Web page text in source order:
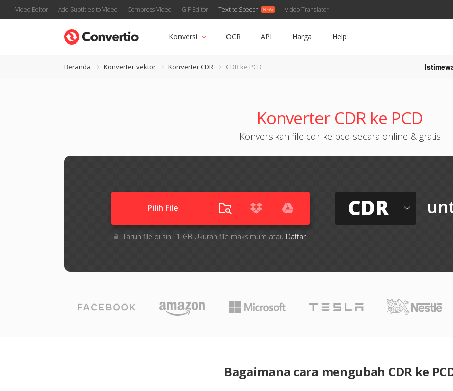
Video Editor Add Subtitles to Video Compress Video GIF Editor Text to Speech Video Translator
Konversi OCR API Harga Help
Beranda Konverter vektor Konverter CDR CDR ke PCD
Konverter CDR ke PCD
Konversikan file cdr ke pcd secara online & gratis
Pilih File
Taruh file di sini. 1 GB Ukuran file maksimum atau Daftar
CDR
Bagaimana cara mengubah CDR ke